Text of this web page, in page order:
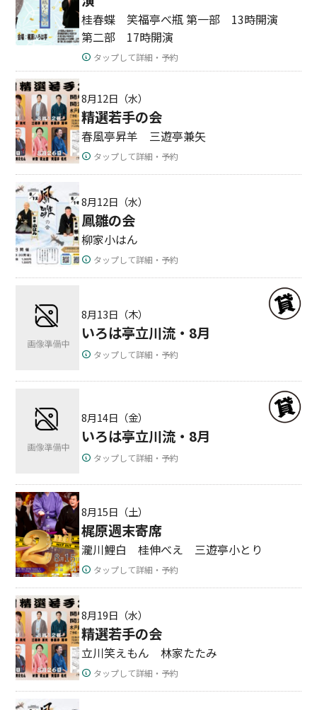
桂春蝶 笑福亭べ瓶 第一部 13時開演
第二部 17時開演
タップして詳細・予約
8月12日（水）
精選若手の会
春風亭昇羊 三遊亭兼矢
タップして詳細・予約
8月12日（水）
鳳雛の会
柳家小はん
タップして詳細・予約
8月13日（木）
いろは亭立川流・8月
タップして詳細・予約
8月14日（金）
いろは亭立川流・8月
タップして詳細・予約
8月15日（土）
梶原週末寄席
瀧川鯉白 桂伸べえ 三遊亭小とり
タップして詳細・予約
8月19日（水）
精選若手の会
立川笑えもん 林家たたみ
タップして詳細・予約